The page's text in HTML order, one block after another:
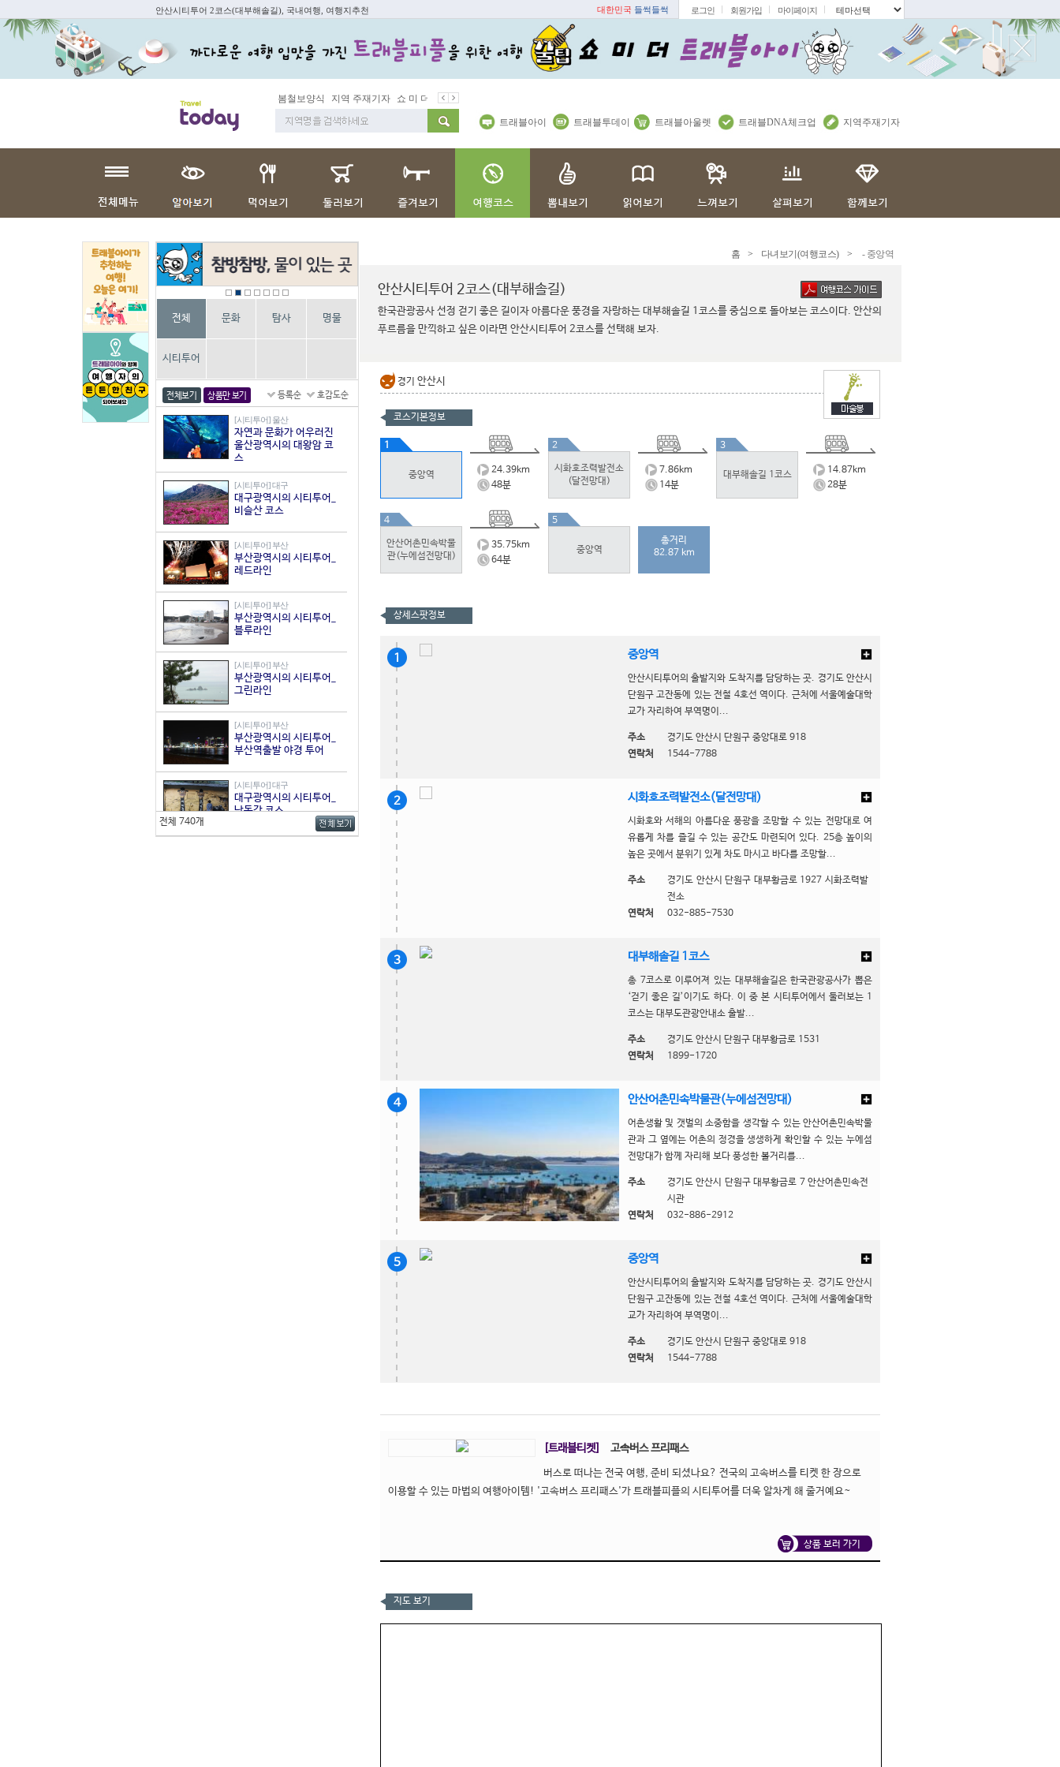
안산시티투어 2코스(대부해솔길), 국내여행, 여행지추천 대한민국 들썩들썩 로그인 회원가입 마이페이지
봄철보양식 지역 주재기자 쇼 미 더 트래블아이
트래블아이 트래블투데이 트래블아울렛 트래블DNA체크업 지역주재기자
전체 문화 탐사 명물
시티투어
등록순 호감도순
전체보기 상품만 보기
[시티투어] 울산
자연과 문화가 어우러진
울산광역시의 대왕암 코
스
[시티투어] 대구
대구광역시의 시티투어_
비슬산 코스
[시티투어] 부산
부산광역시의 시티투어_
레드라인
[시티투어] 부산
부산광역시의 시티투어_
블루라인
[시티투어] 부산
부산광역시의 시티투어_
그린라인
[시티투어] 부산
부산광역시의 시티투어_
부산역출발 야경 투어
[시티투어] 대구
대구광역시의 시티투어_
낙동강 코스
전체 740개
홈 > 다녀보기(여행코스) > - 중앙역
안산시티투어 2코스(대부해솔길)
한국관광공사 선정 걷기 좋은 길이자 아름다운 풍경을 자랑하는 대부해솔길 1코스를 중심으로 돌아보는 코스이다. 안산의
푸르름을 만끽하고 싶은 이라면 안산시티투어 2코스를 선택해 보자.
경기 안산시
코스기본정보
1
중앙역 24.39km
48분
2
시화호조력발전소
(달전망대)
7.86km
14분
3
대부해솔길 1코스 14.87km
28분
4
안산어촌민속박물
관(누에섬전망대)
35.75km
64분
5
중앙역
총거리
82.87 km
상세스팟정보
1 중앙역
안산시티투어의 출발지와 도착지를 담당하는 곳. 경기도 안산시
단원구 고잔동에 있는 전철 4호선 역이다. 근처에 서울예술대학
교가 자리하여 부역명이...
주소
경기도 안산시 단원구 중앙대로 918
연락처
1544-7788
2 시화호조력발전소(달전망대)
시화호와 서해의 아름다운 풍광을 조망할 수 있는 전망대로 여
유롭게 차를 즐길 수 있는 공간도 마련되어 있다. 25층 높이의
높은 곳에서 분위기 있게 차도 마시고 바다를 조망할...
주소
경기도 안산시 단원구 대부황금로 1927 시화조력발
전소
연락처
032-885-7530
3 대부해솔길 1코스
총 7코스로 이루어져 있는 대부해솔길은 한국관광공사가 뽑은
‘걷기 좋은 길’이기도 하다. 이 중 본 시티투어에서 둘러보는 1
코스는 대부도관광안내소 출발...
주소
경기도 안산시 단원구 대부황금로 1531
연락처
1899-1720
4 안산어촌민속박물관(누에섬전망대)
어촌생활 및 갯벌의 소중함을 생각할 수 있는 안산어촌민속박물
관과 그 옆에는 어촌의 정경을 생생하게 확인할 수 있는 누에섬
전망대가 함께 자리해 보다 풍성한 볼거리를...
주소
경기도 안산시 단원구 대부황금로 7 안산어촌민속전
시관
연락처
032-886-2912
5 중앙역
안산시티투어의 출발지와 도착지를 담당하는 곳. 경기도 안산시
단원구 고잔동에 있는 전철 4호선 역이다. 근처에 서울예술대학
교가 자리하여 부역명이...
주소
경기도 안산시 단원구 중앙대로 918
연락처
1544-7788
[트래블티켓] 고속버스 프리패스
버스로 떠나는 전국 여행, 준비 되셨나요? 전국의 고속버스를 티켓 한 장으로
이용할 수 있는 마법의 여행아이템! '고속버스 프리패스'가 트래블피플의 시티투어를 더욱 알차게 해 줄거예요~
상품 보러 가기
지도 보기